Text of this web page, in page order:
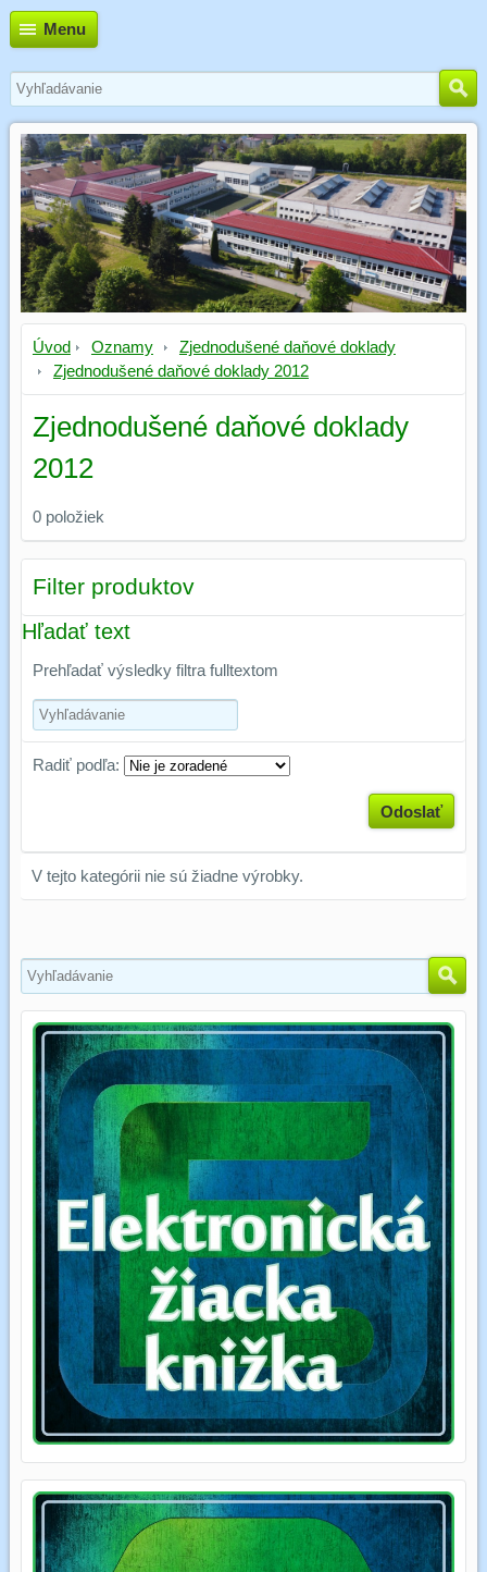
Menu
Úvod Oznamy
Zjednodušené daňové doklady
Zjednodušené daňové doklady 2012
Zjednodušené daňové doklady
2012
0 položiek
Filter produktov
Hľadať text
Prehľadať výsledky filtra fulltextom
Radiť podľa:
Odoslať
V tejto kategórii nie sú žiadne výrobky.